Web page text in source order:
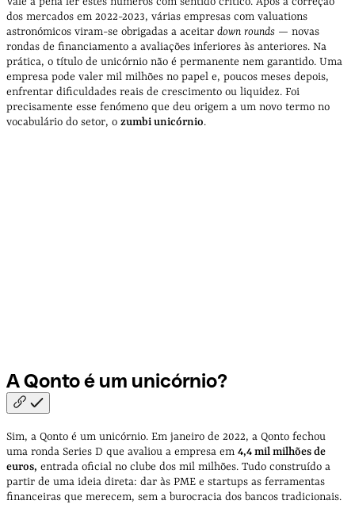
dos mercados em 2022-2023, várias empresas com valuations
astronómicos viram-se obrigadas a aceitar down rounds — novas
rondas de financiamento a avaliações inferiores às anteriores. Na
prática, o título de unicórnio não é permanente nem garantido. Uma
empresa pode valer mil milhões no papel e, poucos meses depois,
enfrentar dificuldades reais de crescimento ou liquidez. Foi
precisamente esse fenómeno que deu origem a um novo termo no
vocabulário do setor, o zumbi unicórnio.
A Qonto é um unicórnio?
Sim, a Qonto é um unicórnio. Em janeiro de 2022, a Qonto fechou
uma ronda Series D que avaliou a empresa em 4,4 mil milhões de
euros, entrada oficial no clube dos mil milhões. Tudo construído a
partir de uma ideia direta: dar às PME e startups as ferramentas
financeiras que merecem, sem a burocracia dos bancos tradicionais.